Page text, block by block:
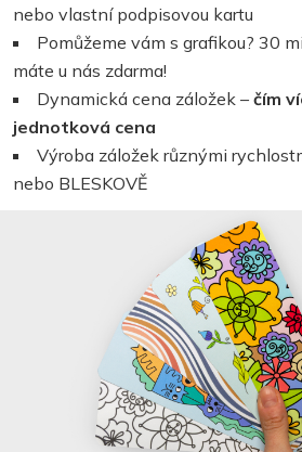
nebo vlastní podpisovou kartu
Pomůžeme vám s grafikou? 30
máte u nás zdarma!
Dynamická cena záložek – čím
jednotková cena
Výroba záložek různými
nebo BLESKOVĚ